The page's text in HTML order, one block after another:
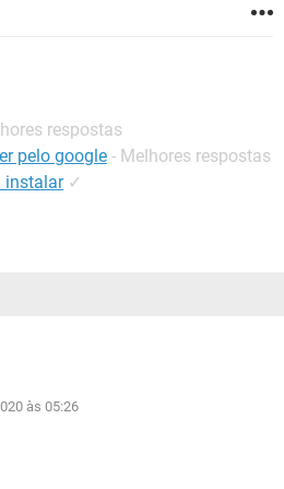
respostas
pelo google - Melhores respostas
instalar ✓
às 05:26